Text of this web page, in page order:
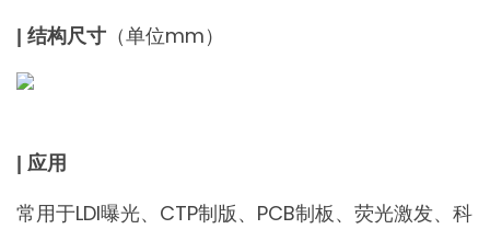
| 结构尺寸 （单位mm）
| 应用
常用于LDI曝光、CTP制版、PCB制板、荧光激发、科